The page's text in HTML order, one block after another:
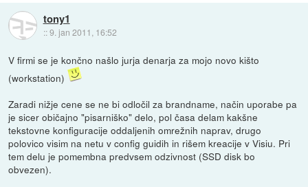
tony1
::9. jan 2011, 16:52
V firmi se je končno našlo jurja denarja za mojo novo kišto
(workstation)
Zaradi nižje cene se ne bi odločil za brandname, način uporabe pa
je sicer običajno "pisarniško" delo, pol časa delam kakšne
tekstovne konfiguracije oddaljenih omrežnih naprav, drugo
polovico visim na netu v config guidih in rišem kreacije v Visiu. Pri
tem delu je pomembna predvsem odzivnost (SSD disk bo
obvezen).